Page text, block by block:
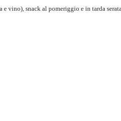
e vino), snack al pomeriggio e in tarda serata